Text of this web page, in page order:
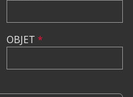
OBJET *